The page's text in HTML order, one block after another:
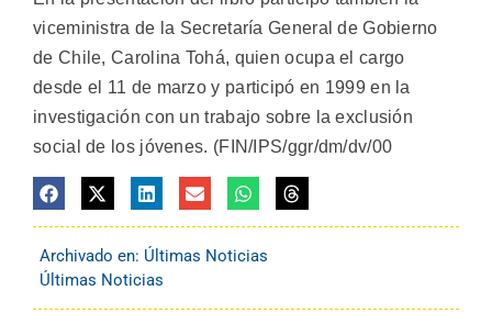
viceministra de la Secretaría General de Gobierno
de Chile, Carolina Tohá, quien ocupa el cargo
desde el 11 de marzo y participó en 1999 en la
investigación con un trabajo sobre la exclusión
social de los jóvenes. (FIN/IPS/ggr/dm/dv/00
Archivado en: Últimas Noticias
Últimas Noticias